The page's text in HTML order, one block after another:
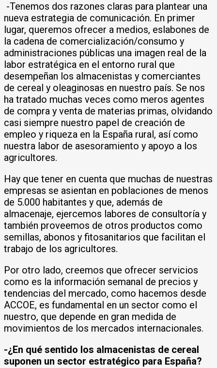
-Tenemos dos razones claras para plantear una
nueva estrategia de comunicación. En primer
lugar, queremos ofrecer a medios, eslabones de
la cadena de comercialización/consumo y
administraciones públicas una imagen real de la
labor estratégica en el entorno rural que
desempeñan los almacenistas y comerciantes
de cereal y oleaginosas en nuestro país. Se nos
ha tratado muchas veces como meros agentes
de compra y venta de materias primas, olvidando
casi siempre nuestro papel de creación de
empleo y riqueza en la España rural, así como
nuestra labor de asesoramiento y apoyo a los
agricultores.
Hay que tener en cuenta que muchas de nuestras
empresas se asientan en poblaciones de menos
de 5.000 habitantes y que, además de
almacenaje, ejercemos labores de consultoría y
también proveemos de otros productos como
semillas, abonos y fitosanitarios que facilitan el
trabajo de los agricultores.
Por otro lado, creemos que ofrecer servicios
como es la información semanal de precios y
tendencias del mercado, como hacemos desde
ACCOE, es fundamental en un sector como el
nuestro, que depende en gran medida de
movimientos de los mercados internacionales.
-¿En qué sentido los almacenistas de cereal
suponen un sector estratégico para España?